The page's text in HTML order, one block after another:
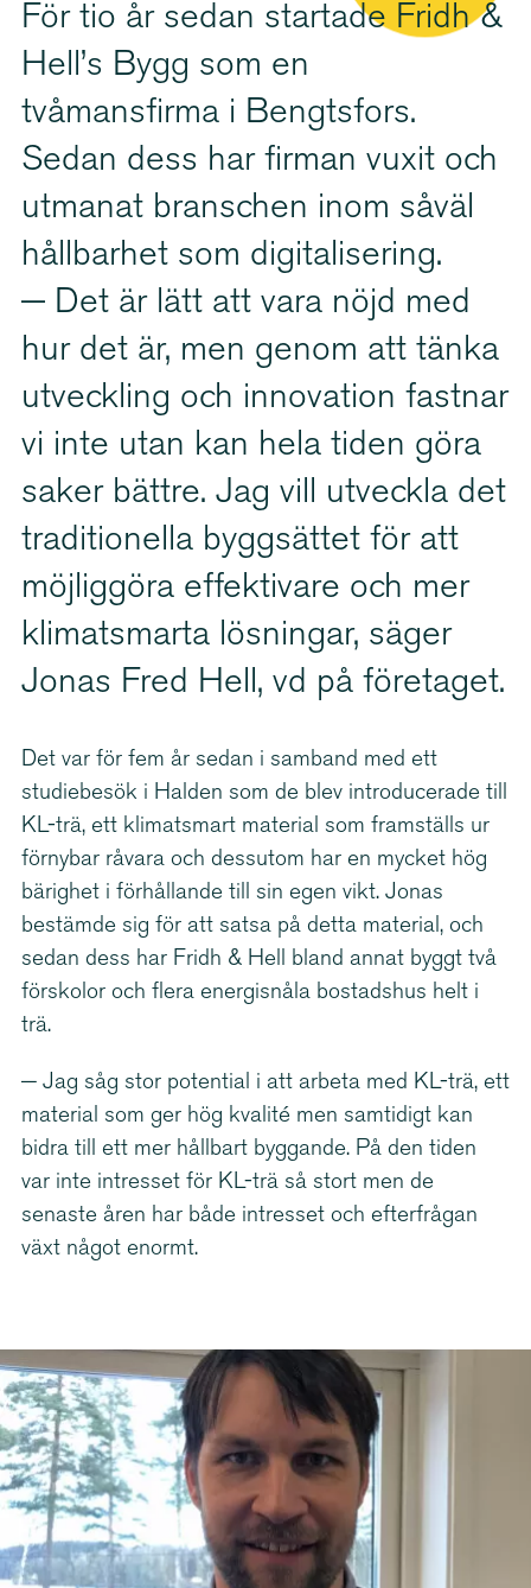
För tio år sedan startade Fridh &
Hell’s Bygg som en
tvåmansfirma i Bengtsfors.
Sedan dess har firman vuxit och
utmanat branschen inom såväl
hållbarhet som digita­li­sering.
− Det är lätt att vara nöjd med
hur det är, men genom att tänka
utveckling och innovation fastnar
vi inte utan kan hela tiden göra
saker bättre. Jag vill utveckla det
traditionella byggsättet för att
möjliggöra effektivare och mer
klimatsmarta lösningar, säger
Jonas Fred Hell, vd på företaget.
Det var för fem år sedan i samband med ett
studiebesök i Halden som de blev introducerade till
KL-trä, ett klimatsmart material som framställs ur
förnybar råvara och dessutom har en mycket hög
bärighet i förhållande till sin egen vikt. Jonas
bestämde sig för att satsa på detta material, och
sedan dess har Fridh & Hell bland annat byggt två
förskolor och flera energisnåla bostadshus helt i
trä.
− Jag såg stor potential i att arbeta med KL-trä, ett
material som ger hög kvalité men samtidigt kan
bidra till ett mer hållbart byggande. På den tiden
var inte intresset för KL-trä så stort men de
senaste åren har både intresset och efterfrågan
växt något enormt.